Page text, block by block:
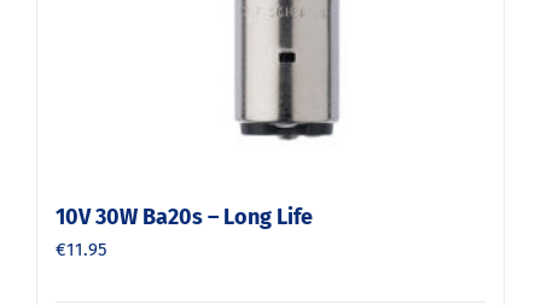
10V 30W Ba20s – Long Life
€11.95